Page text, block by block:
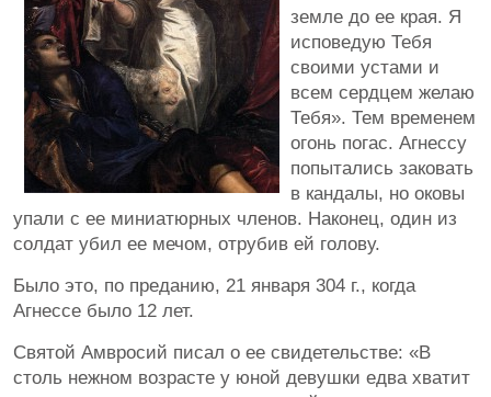
земле до ее края. Я
исповедую Тебя
своими устами и
всем сердцем желаю
Тебя». Тем временем
огонь погас. Агнессу
попытались заковать
в кандалы, но оковы
упали с ее миниатюрных членов. Наконец, один из
солдат убил ее мечом, отрубив ей голову.
Было это, по преданию, 21 января 304 г., когда
Агнессе было 12 лет.
Святой Амвросий писал о ее свидетельстве: «В
столь нежном возрасте у юной девушки едва хватит